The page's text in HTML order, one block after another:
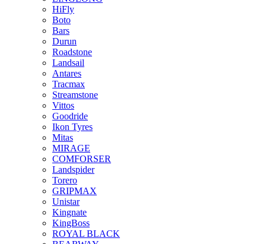
HiFly
Boto
Bars
Durun
Roadstone
Landsail
Antares
Tracmax
Streamstone
Vittos
Goodride
Ikon Tyres
Mitas
MIRAGE
COMFORSER
Landspider
Torero
GRIPMAX
Unistar
Kingnate
KingBoss
ROYAL BLACK